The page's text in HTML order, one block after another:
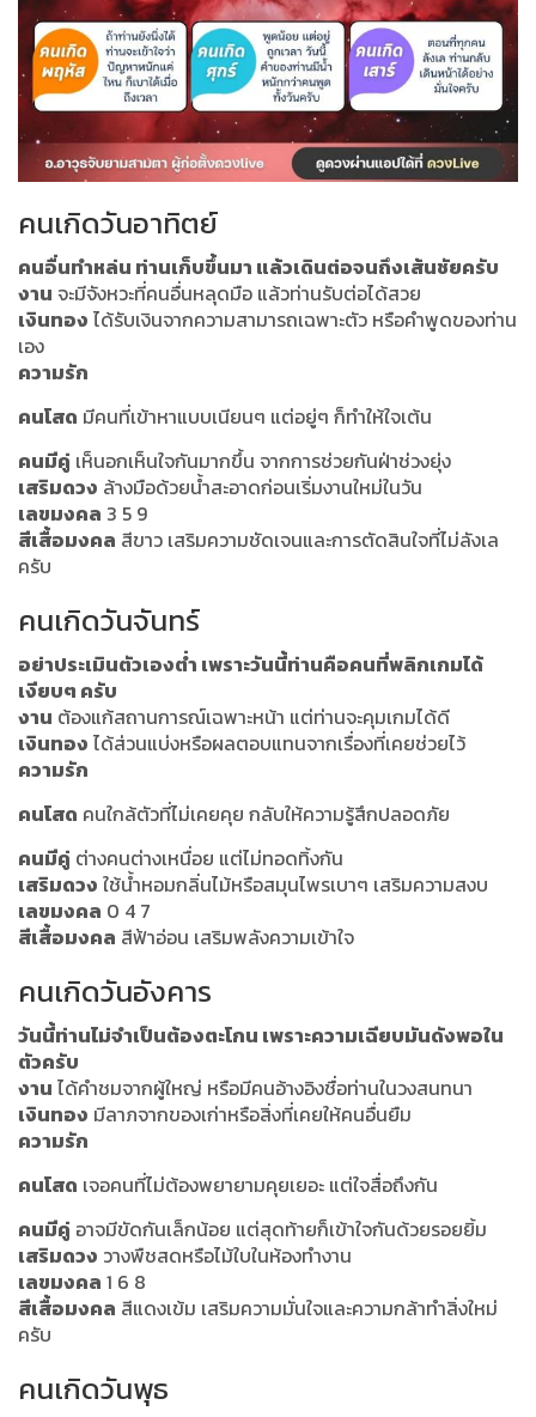
คนเกิดวันอาทิตย์
คนอื่นทำหล่น ท่านเก็บขึ้นมา แล้วเดินต่อจนถึงเส้นชัยครับ
งาน จะมีจังหวะที่คนอื่นหลุดมือ แล้วท่านรับต่อได้สวย
เงินทอง ได้รับเงินจากความสามารถเฉพาะตัว หรือคำพูดของท่าน
เอง
ความรัก
คนโสด มีคนที่เข้าหาแบบเนียนๆ แต่อยู่ๆ ก็ทำให้ใจเต้น
คนมีคู่ เห็นอกเห็นใจกันมากขึ้น จากการช่วยกันฝ่าช่วงยุ่ง
เสริมดวง ล้างมือด้วยน้ำสะอาดก่อนเริ่มงานใหม่ในวัน
เลขมงคล 3 5 9
สีเสื้อมงคล สีขาว เสริมความชัดเจนและการตัดสินใจที่ไม่ลังเล
ครับ
คนเกิดวันจันทร์
อย่าประเมินตัวเองต่ำ เพราะวันนี้ท่านคือคนที่พลิกเกมได้
เงียบๆ ครับ
งาน ต้องแก้สถานการณ์เฉพาะหน้า แต่ท่านจะคุมเกมได้ดี
เงินทอง ได้ส่วนแบ่งหรือผลตอบแทนจากเรื่องที่เคยช่วยไว้
ความรัก
คนโสด คนใกล้ตัวที่ไม่เคยคุย กลับให้ความรู้สึกปลอดภัย
คนมีคู่ ต่างคนต่างเหนื่อย แต่ไม่ทอดทิ้งกัน
เสริมดวง ใช้น้ำหอมกลิ่นไม้หรือสมุนไพรเบาๆ เสริมความสงบ
เลขมงคล 0 4 7
สีเสื้อมงคล สีฟ้าอ่อน เสริมพลังความเข้าใจ
คนเกิดวันอังคาร
วันนี้ท่านไม่จำเป็นต้องตะโกน เพราะความเฉียบมันดังพอใน
ตัวครับ
งาน ได้คำชมจากผู้ใหญ่ หรือมีคนอ้างอิงชื่อท่านในวงสนทนา
เงินทอง มีลาภจากของเก่าหรือสิ่งที่เคยให้คนอื่นยืม
ความรัก
คนโสด เจอคนที่ไม่ต้องพยายามคุยเยอะ แต่ใจสื่อถึงกัน
คนมีคู่ อาจมีขัดกันเล็กน้อย แต่สุดท้ายก็เข้าใจกันด้วยรอยยิ้ม
เสริมดวง วางพืชสดหรือไม้ใบในห้องทำงาน
เลขมงคล 1 6 8
สีเสื้อมงคล สีแดงเข้ม เสริมความมั่นใจและความกล้าทำสิ่งใหม่
ครับ
คนเกิดวันพุธ